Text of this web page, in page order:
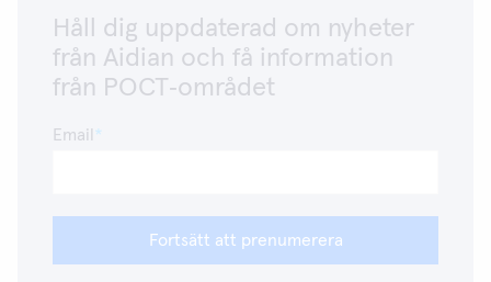
Håll dig uppdaterad om nyheter
från Aidian och få information
från POCT‑området
Email
Fortsätt att prenumerera